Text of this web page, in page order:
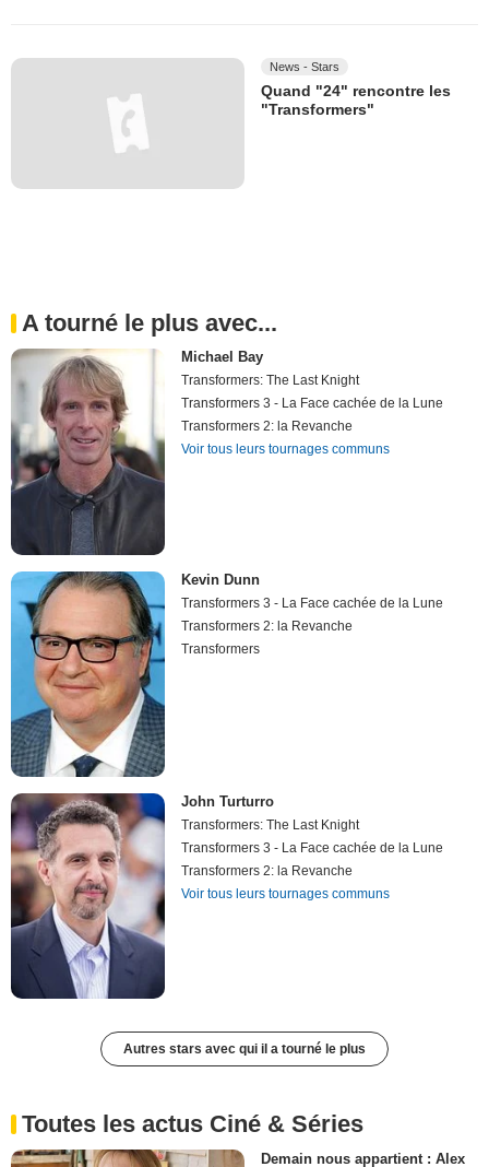
News - Stars
Quand "24" rencontre les
"Transformers"
A tourné le plus avec...
Michael Bay
Transformers: The Last Knight
Transformers 3 - La Face cachée de la Lune
Transformers 2: la Revanche
Voir tous leurs tournages communs
Kevin Dunn
Transformers 3 - La Face cachée de la Lune
Transformers 2: la Revanche
Transformers
John Turturro
Transformers: The Last Knight
Transformers 3 - La Face cachée de la Lune
Transformers 2: la Revanche
Voir tous leurs tournages communs
Autres stars avec qui il a tourné le plus
Toutes les actus Ciné & Séries
Demain nous appartient : Alex